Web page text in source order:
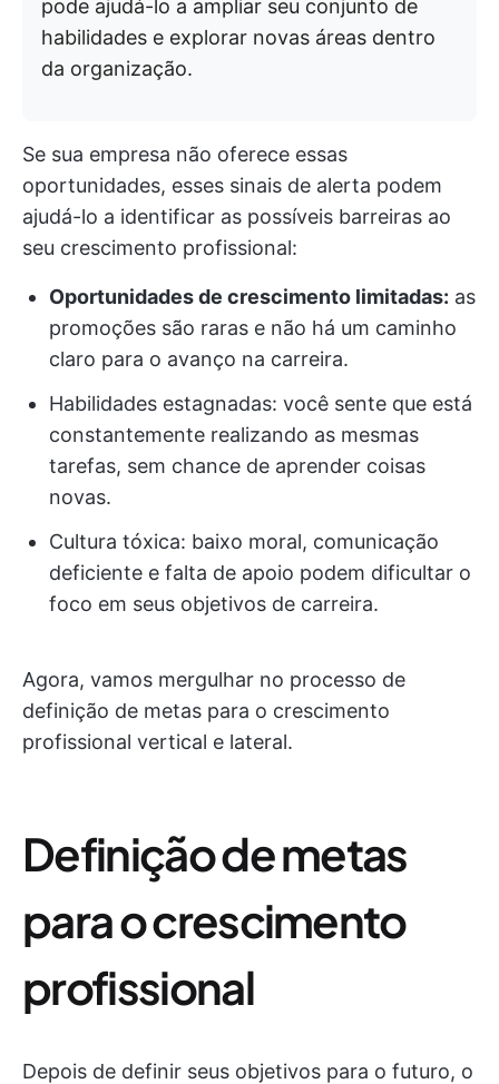
pode ajudá-lo a ampliar seu conjunto de
habilidades e explorar novas áreas dentro
da organização.
Se sua empresa não oferece essas
oportunidades, esses sinais de alerta podem
ajudá-lo a identificar as possíveis barreiras ao
seu crescimento profissional:
Oportunidades de crescimento limitadas: as
promoções são raras e não há um caminho
claro para o avanço na carreira.
Habilidades estagnadas: você sente que está
constantemente realizando as mesmas
tarefas, sem chance de aprender coisas
novas.
Cultura tóxica: baixo moral, comunicação
deficiente e falta de apoio podem dificultar o
foco em seus objetivos de carreira.
Agora, vamos mergulhar no processo de
definição de metas para o crescimento
profissional vertical e lateral.
Definição de metas
para o crescimento
profissional
Depois de definir seus objetivos para o futuro, o